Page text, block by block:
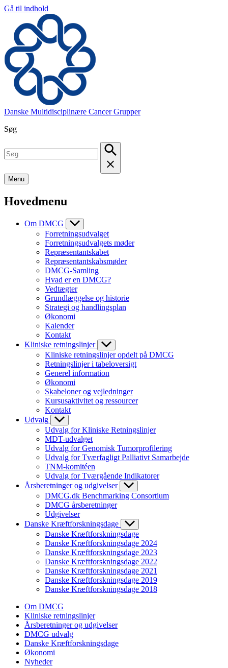
Gå til indhold
Danske Multidisciplinære Cancer Grupper
Søg
Menu
Hovedmenu
Om DMCG
Forretningsudvalget
Forretningsudvalgets møder
Repræsentantskabet
Repræsentantskabsmøder
DMCG-Samling
Hvad er en DMCG?
Vedtægter
Grundlæggelse og historie
Strategi og handlingsplan
Økonomi
Kalender
Kontakt
Kliniske retningslinjer
Kliniske retningslinjer opdelt på DMCG
Retningslinjer i tabeloversigt
Generel information
Økonomi
Skabeloner og vejledninger
Kursusaktivitet og ressourcer
Kontakt
Udvalg
Udvalg for Kliniske Retningslinjer
MDT-udvalget
Udvalg for Genomisk Tumorprofilering
Udvalg for Tværfagligt Palliativt Samarbejde
TNM-komitéen
Udvalg for Tværgående Indikatorer
Årsberetninger og udgivelser
DMCG.dk Benchmarking Consortium
DMCG årsberetninger
Udgivelser
Danske Kræftforskningsdage
Danske Kræftforskningsdage
Danske Kræftforskningsdage 2024
Danske Kræftforskningsdage 2023
Danske Kræftforskningsdage 2022
Danske Kræftforskningsdage 2021
Danske Kræftforskningsdage 2019
Danske Kræftforskningsdage 2018
Om DMCG
Kliniske retningslinjer
Årsberetninger og udgivelser
DMCG udvalg
Danske Kræftforskningsdage
Økonomi
Nyheder